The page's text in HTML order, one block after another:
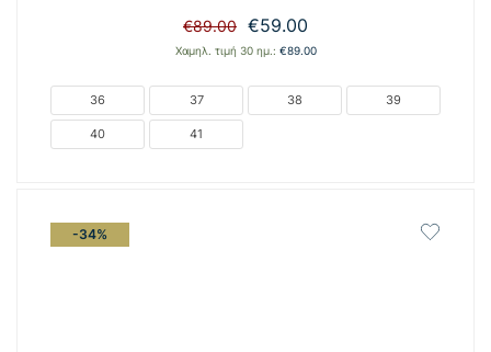
€89.00 Original
price
€89.00.
€59.00
τρέχουσα
€59.00.
Χαμηλ. τιμή 30 ημ.: €89.00
36 37 38 39
40 41
-34%